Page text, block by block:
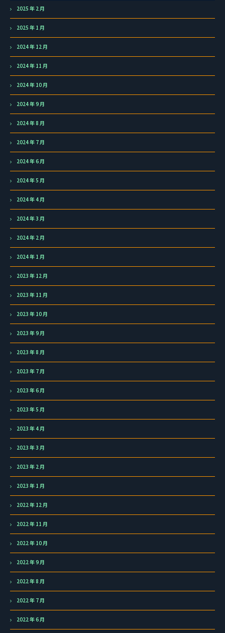
2025 年 2 月
2025 年 1 月
2024 年 12 月
2024 年 11 月
2024 年 10 月
2024 年 9 月
2024 年 8 月
2024 年 7 月
2024 年 6 月
2024 年 5 月
2024 年 4 月
2024 年 3 月
2024 年 2 月
2024 年 1 月
2023 年 12 月
2023 年 11 月
2023 年 10 月
2023 年 9 月
2023 年 8 月
2023 年 7 月
2023 年 6 月
2023 年 5 月
2023 年 4 月
2023 年 3 月
2023 年 2 月
2023 年 1 月
2022 年 12 月
2022 年 11 月
2022 年 10 月
2022 年 9 月
2022 年 8 月
2022 年 7 月
2022 年 6 月